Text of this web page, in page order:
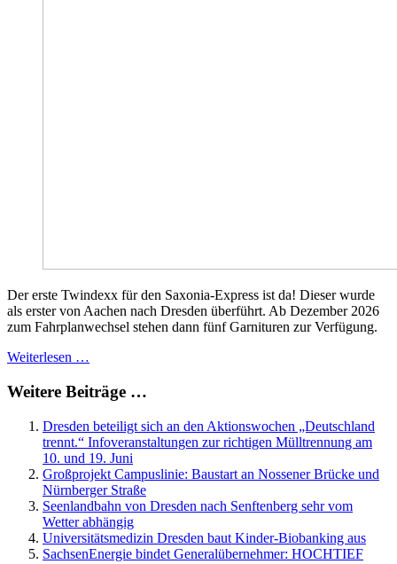
Der erste Twindexx für den Saxonia-Express ist da! Dieser wurde
als erster von Aachen nach Dresden überführt. Ab Dezember 2026
zum Fahrplanwechsel stehen dann fünf Garnituren zur Verfügung.
Weiterlesen …
Weitere Beiträge …
Dresden beteiligt sich an den Aktionswochen „Deutschland
trennt.“ Infoveranstaltungen zur richtigen Mülltrennung am
10. und 19. Juni
Großprojekt Campuslinie: Baustart an Nossener Brücke und
Nürnberger Straße
Seenlandbahn von Dresden nach Senftenberg sehr vom
Wetter abhängig
Universitätsmedizin Dresden baut Kinder-Biobanking aus
SachsenEnergie bindet Generalübernehmer: HOCHTIEF